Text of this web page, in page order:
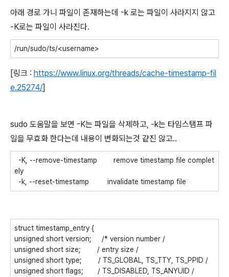
아래 경로 가니 파일이 존재하는데 -k 로는 파일이 사라지지 않고
-K로는 파일이 사라진다.
/run/sudo/ts/<username>
[링크 : https://www.linux.org/threads/cache-timestamp-fil
e.25274/]
sudo 도움말을 보면 -K는 파일을 삭제하고, -k는 타임스탬프 파
일을 무효화 한다는데 내용이 변화되는것 같진 않고..
-K, --remove-timestamp remove timestamp file complet
ely
-k, --reset-timestamp invalidate timestamp file
struct timestamp_entry {
unsigned short version; /* version number /
unsigned short size; / entry size /
unsigned short type; / TS_GLOBAL, TS_TTY, TS_PPID /
unsigned short flags; / TS_DISABLED, TS_ANYUID /